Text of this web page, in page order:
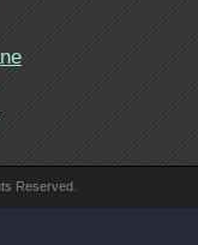
Reserved.